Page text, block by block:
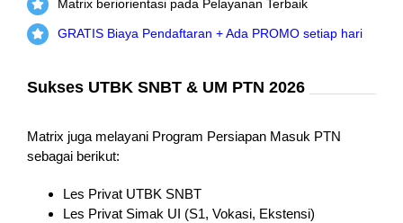
Matrix beriorientasi pada Pelayanan Terbaik
GRATIS Biaya Pendaftaran + Ada PROMO setiap hari
Sukses UTBK SNBT & UM PTN 2026
Matrix juga melayani Program Persiapan Masuk PTN
sebagai berikut:
Les Privat UTBK SNBT
Les Privat Simak UI (S1, Vokasi, Ekstensi)